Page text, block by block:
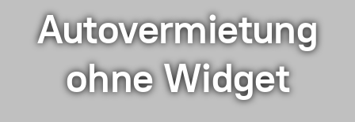
Autovermietung
ohne Widget